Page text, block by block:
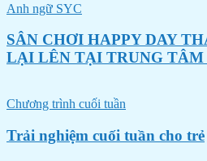
Anh ngữ SYC
SÂN CHƠI HAPPY DAY
LẠI LÊN TẠI TRUNG
Chương trình cuối tuần
Trải nghiệm cuối tuần cho trẻ